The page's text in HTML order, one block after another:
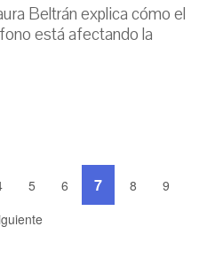
Beltrán explica cómo el
está afectando la
5 6 7 8
9